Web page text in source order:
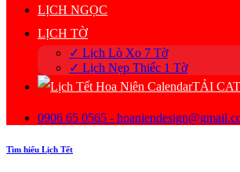
LỊCH NGỌC
LỊCH TỜ
✓ Lịch Lò Xo 7 Tờ
✓ Lịch Nẹp Thiếc 1 Tờ
TẢI
0906 65 0565 -
Tìm hiểu Lịch Tết